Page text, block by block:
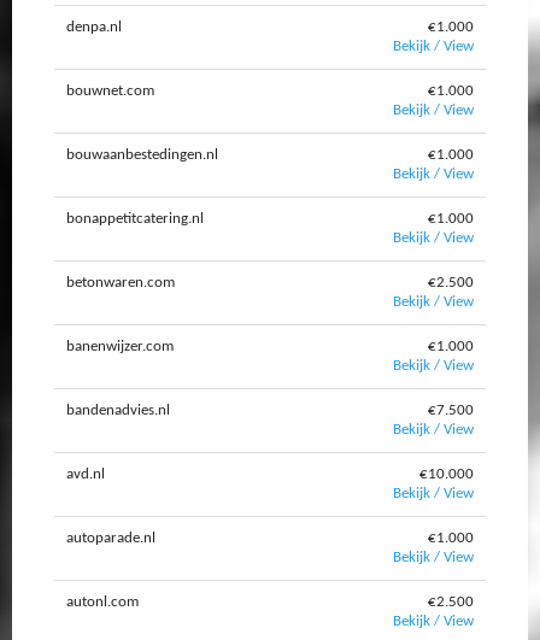
denpa.nl
€1.000
Bekijk / View
bouwnet.com
€1.000
Bekijk / View
bouwaanbestedingen.nl
€1.000
Bekijk / View
bonappetitcatering.nl
€1.000
Bekijk / View
betonwaren.com
€2.500
Bekijk / View
banenwijzer.com
€1.000
Bekijk / View
bandenadvies.nl
€7.500
Bekijk / View
avd.nl
€10.000
Bekijk / View
autoparade.nl
€1.000
Bekijk / View
autonl.com
€2.500
Bekijk / View